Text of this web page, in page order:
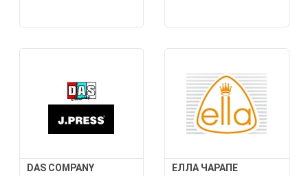
DAS COMPANY ЕЛЛА ЧАРАПЕ